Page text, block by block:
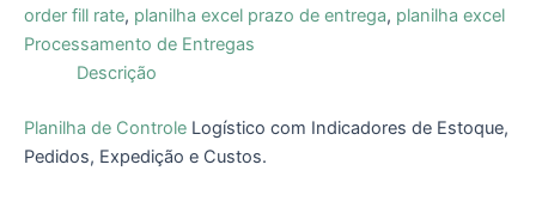
order fill rate, planilha excel prazo de entrega, planilha excel
Processamento de Entregas
Descrição
Planilha de Controle Logístico com Indicadores de Estoque,
Pedidos, Expedição e Custos.